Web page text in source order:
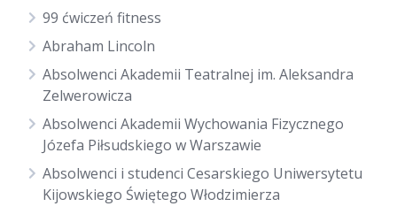
99 ćwiczeń fitness
Abraham Lincoln
Absolwenci Akademii Teatralnej im. Aleksandra
Zelwerowicza
Absolwenci Akademii Wychowania Fizycznego
Józefa Piłsudskiego w Warszawie
Absolwenci i studenci Cesarskiego Uniwersytetu
Kijowskiego Świętego Włodzimierza